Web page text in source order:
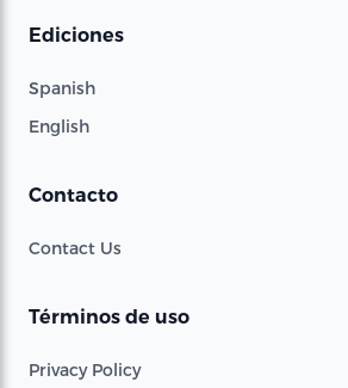
Ediciones
Spanish
English
Contacto
Contact Us
Términos de uso
Privacy Policy